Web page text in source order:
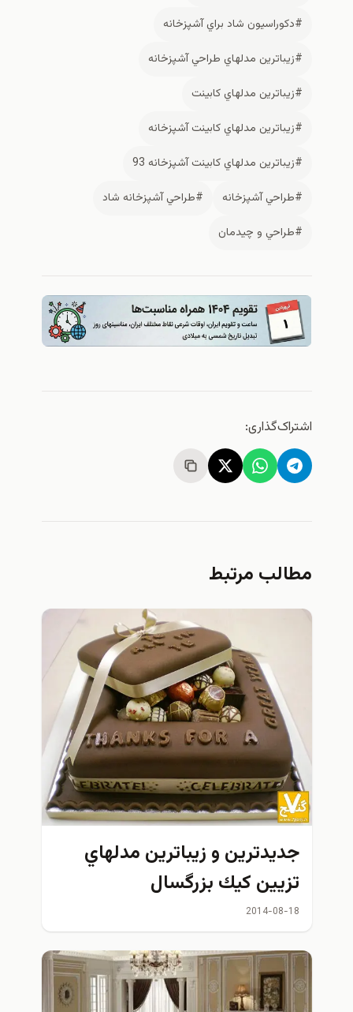
#دكوراسيون شاد براي آشپزخانه
#زيباترين مدلهاي طراحي آشپزخانه
#زيباترين مدلهاي كابينت
#زيباترين مدلهاي كابينت آشپزخانه
#زيباترين مدلهاي كابينت آشپزخانه 93
#طراحي آشپزخانه
#طراحي آشپزخانه شاد
#طراحي و چيدمان
اشتراک‌گذاری:
مطالب مرتبط
جديدترين و زيباترين مدلهاي
تزيين كيك بزرگسال
2014-08-18